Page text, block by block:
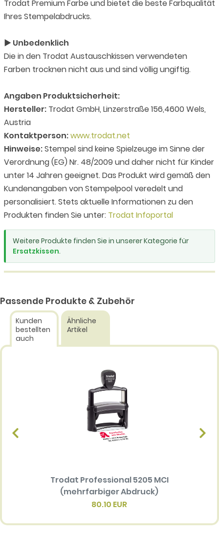
Trodat Premium Farbe und bietet die beste Farbqualität
Ihres Stempelabdrucks.
► Unbedenklich
Die in den Trodat Austauschkissen verwendeten
Farben trocknen nicht aus und sind völlig ungiftig.
Angaben Produktsicherheit:
Hersteller: Trodat GmbH, Linzerstraße 156,4600 Wels,
Austria
Kontaktperson:www.trodat.net
Hinweise:Stempel sind keine Spielzeuge im Sinne der
Verordnung (EG) Nr. 48/2009 und daher nicht für Kinder
unter 14 Jahren geeignet. Das Produkt wird gemäß den
Kundenangaben von Stempelpool veredelt und
personalisiert. Stets aktuelle Informationen zu den
Produkten finden Sie unter: Trodat Infoportal
Weitere Produkte finden Sie in unserer Kategorie für
Ersatzkissen.
Passende Produkte & Zubehör
Kunden
bestellten
auch
Ähnliche
Artikel
Trodat Professional 5205 MCI
(mehrfarbiger Abdruck)
80.10 EUR